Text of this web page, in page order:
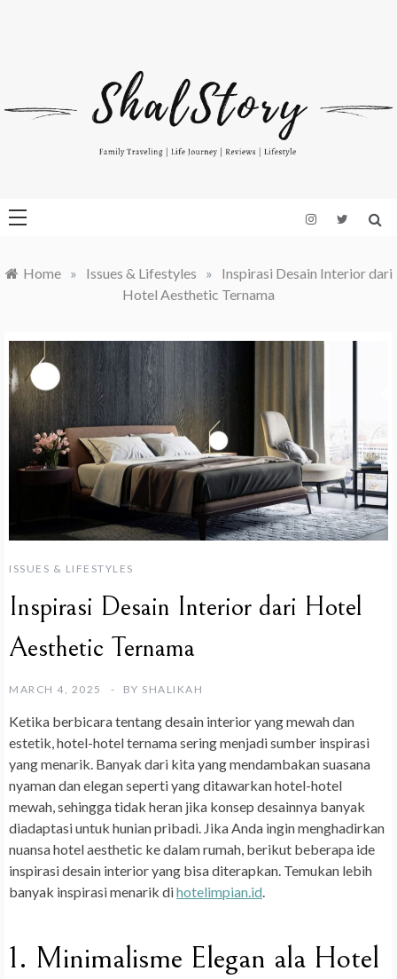
www.shalstory.com
Home » Issues & Lifestyles »
Inspirasi Desain Interior dari
Hotel Aesthetic Ternama
ISSUES & LIFESTYLES
Inspirasi Desain Interior dari Hotel
Aesthetic Ternama
MARCH 4, 2025 BY SHALIKAH
Ketika berbicara tentang desain interior yang mewah dan
estetik, hotel-hotel ternama sering menjadi sumber inspirasi
yang menarik. Banyak dari kita yang mendambakan suasana
nyaman dan elegan seperti yang ditawarkan hotel-hotel
mewah, sehingga tidak heran jika konsep desainnya banyak
diadaptasi untuk hunian pribadi. Jika Anda ingin menghadirkan
nuansa hotel aesthetic ke dalam rumah, berikut beberapa ide
inspirasi desain interior yang bisa diterapkan. Temukan lebih
banyak inspirasi menarik dihotelimpian.id.
1. Minimalisme Elegan ala Hotel